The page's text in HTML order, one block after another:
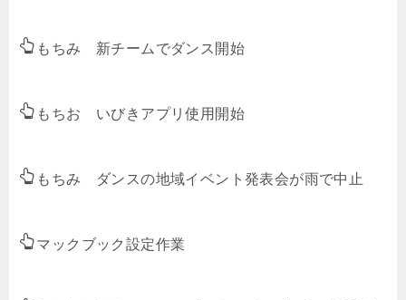
もちみ 新チームでダンス開始
もちお いびきアプリ使用開始
もちみ ダンスの地域イベント発表会が雨で中止
マックブック設定作業